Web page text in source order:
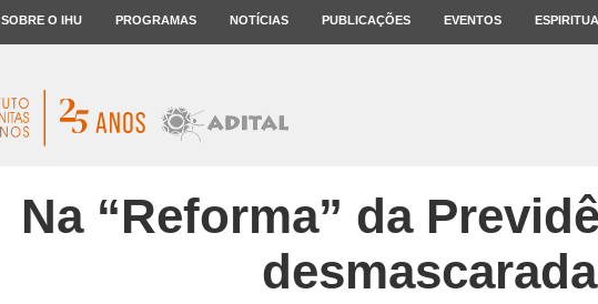
SOBRE O IHU PROGRAMAS NOTÍCIAS PUBLICAÇÕES EVENTOS
Na “Reforma” da
desmascarada